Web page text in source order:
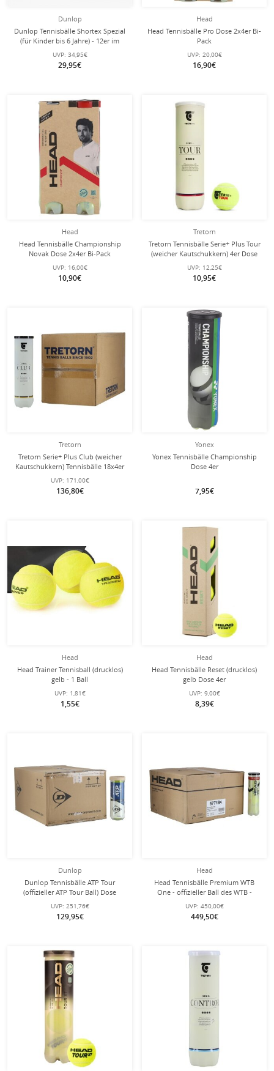
Dunlop
Dunlop Tennisbälle Shortex Spezial
(für Kinder bis 6 Jahre) - 12er im
Beutel
UVP: 34,95€
29,95€
Head
Head Tennisbälle Pro Dose 2x4er Bi-
Pack
UVP: 20,00€
16,90€
Head
Head Tennisbälle Championship
Novak Dose 2x4er Bi-Pack
UVP: 16,00€
10,90€
Tretorn
Tretorn Tennisbälle Serie+ Plus Tour
(weicher Kautschukkern) 4er Dose
UVP: 12,25€
10,95€
Tretorn
Tretorn Serie+ Plus Club (weicher
Kautschukkern) Tennisbälle 18x4er
Karton
UVP: 171,00€
136,80€
Yonex
Yonex Tennisbälle Championship
Dose 4er
7,95€
Head
Head Trainer Tennisball (drucklos)
gelb - 1 Ball
UVP: 1,81€
1,55€
Head
Head Tennisbälle Reset (drucklos)
gelb Dose 4er
UVP: 9,00€
8,39€
Dunlop
Dunlop Tennisbälle ATP Tour
(offizieller ATP Tour Ball) Dose
24x3er im Karton
UVP: 251,76€
129,95€
Head
Head Tennisbälle Premium WTB
One - offizieller Ball des WTB -
36x4er Karton
UVP: 450,00€
449,50€